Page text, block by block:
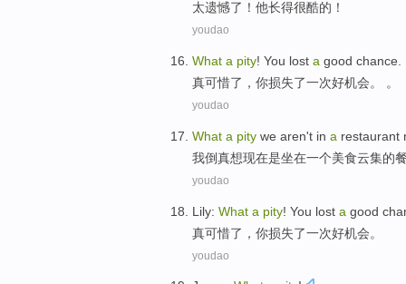
太遗憾了！ 他长得很酷的！
youdao
What a pity! You lost a good chance
真可惜了， 你损失了一次好机会。 。
youdao
What a pity we aren't in a restaurant
我倒真想现在是坐在一个美食云集的
youdao
Lily: What a pity! You lost a good
真可惜了， 你损失了一次好机会。
youdao